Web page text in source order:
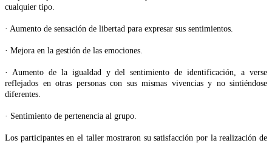
cualquier tipo.
· Aumento de sensación de libertad para expresar sus sentimientos.
· Mejora en la gestión de las emociones.
· Aumento de la igualdad y del sentimiento de identificación, a verse
reflejados en otras personas con sus mismas vivencias y no sintiéndose
diferentes.
· Sentimiento de pertenencia al grupo.
Los participantes en el taller mostraron su satisfacción por la realización de